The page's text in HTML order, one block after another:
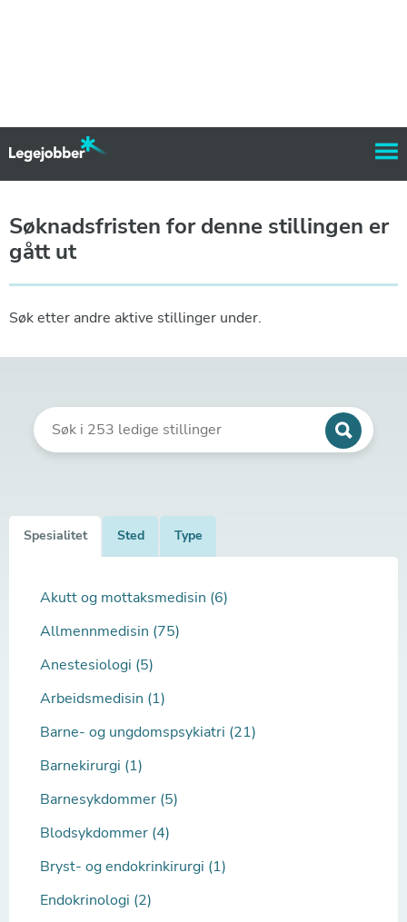
Søknadsfristen for denne stillingen er
gått ut
Søk etter andre aktive stillinger under.
Spesialitet Sted Type
Akutt og mottaksmedisin (6)
Allmennmedisin (75)
Anestesiologi (5)
Arbeidsmedisin (1)
Barne- og ungdomspsykiatri (21)
Barnekirurgi (1)
Barnesykdommer (5)
Blodsykdommer (4)
Bryst- og endokrinkirurgi (1)
Endokrinologi (2)